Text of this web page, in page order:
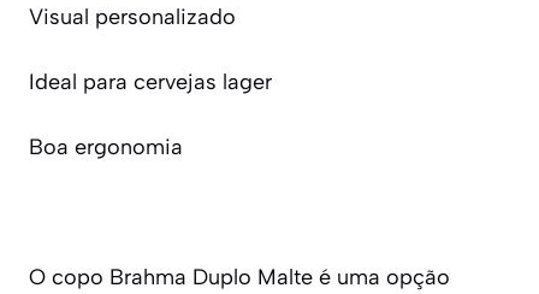
Visual personalizado
Ideal para cervejas lager
Boa ergonomia
O copo Brahma Duplo Malte é uma opção